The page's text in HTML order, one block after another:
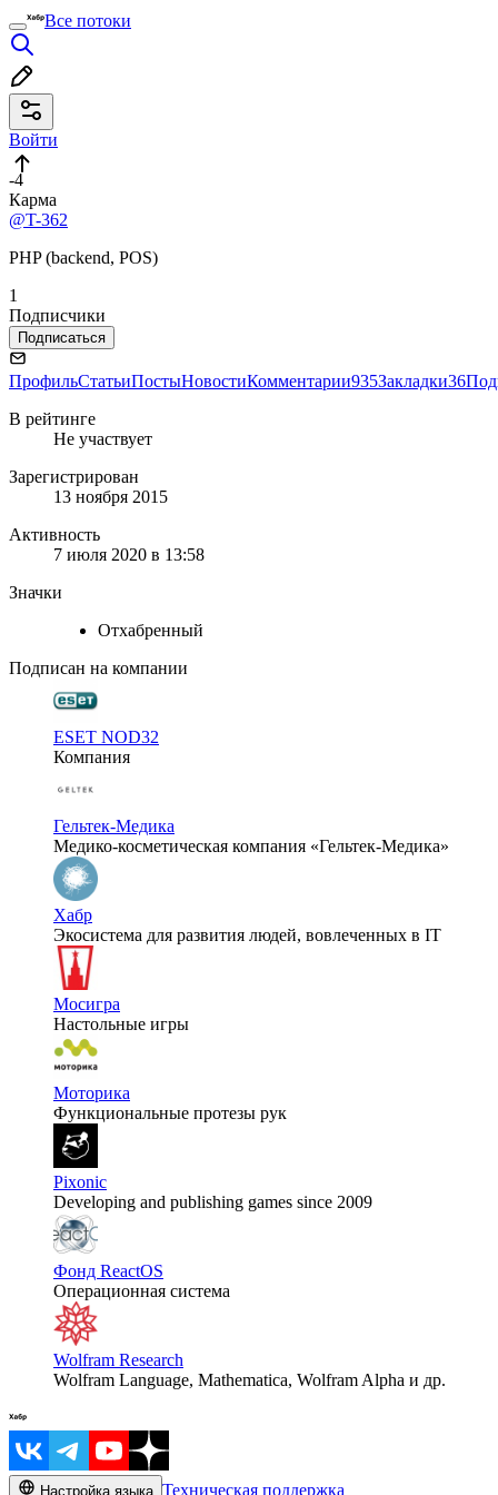
Все потоки
Войти
-4
Карма
@T-362
PHP (backend, POS)
1
Подписчики
Подписаться
ПрофильСтатьиПостыНовостиКомментарии935Закладки36
В рейтинге
Не участвует
Зарегистрирован
13 ноября 2015
Активность
7 июля 2020 в 13:58
Значки
Отхабренный
Подписан на компании
ESET NOD32
Компания
Гельтек-Медика
Медико-косметическая компания «Гельтек-Медика»
Хабр
Экосистема для развития людей, вовлеченных в IT
Мосигра
Настольные игры
Моторика
Функциональные протезы рук
Pixonic
Developing and publishing games since 2009
Фонд ReactOS
Операционная система
Wolfram Research
Wolfram Language, Mathematica, Wolfram Alpha и др.
Настройка языка Техническая поддержка